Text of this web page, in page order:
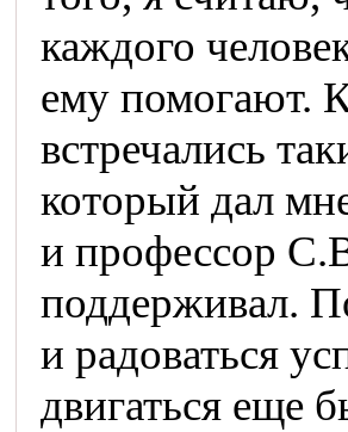
каждого
ему помогают.
встречались
который дал
и профессор
поддерживал.
и радоваться
двигаться еще